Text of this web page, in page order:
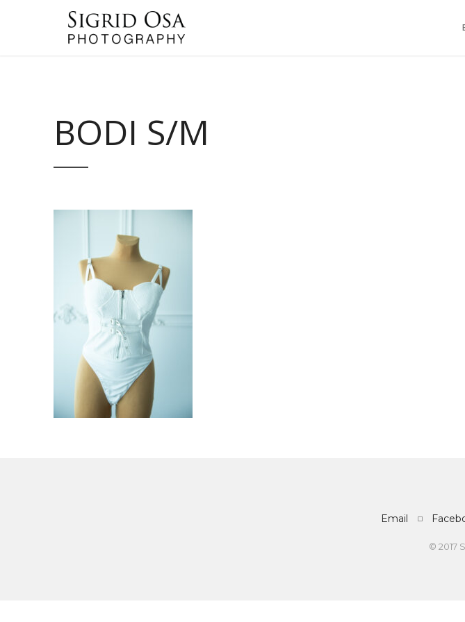
BODI S/M
Email
© 2017